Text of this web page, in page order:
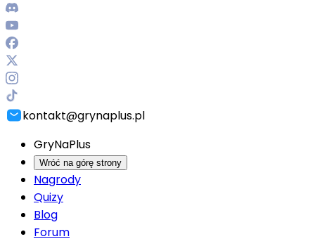
kontakt@grynaplus.pl
GryNaPlus
Wróć na górę strony
Nagrody
Quizy
Blog
Forum